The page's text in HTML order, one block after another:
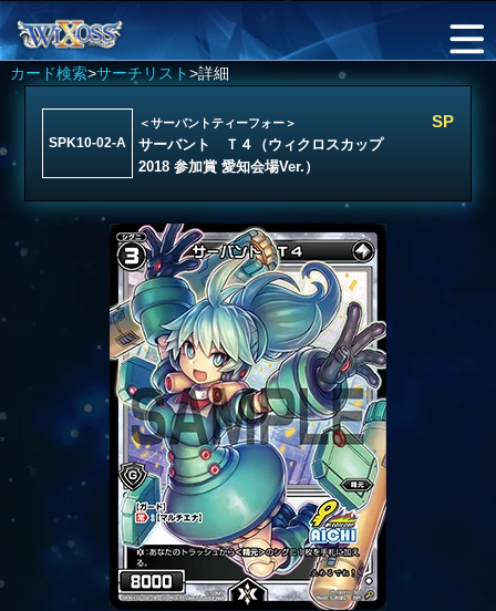
カード検索>サーチリスト>詳細
SPK10-02-A
＜サーバントティーフォー＞
サーバント Ｔ４（ウィクロスカップ
2018 参加賞 愛知会場Ver.）
SP